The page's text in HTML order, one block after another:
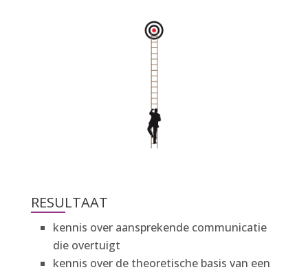
RESULTAAT
kennis over aansprekende communicatie
die overtuigt
kennis over de theoretische basis van een